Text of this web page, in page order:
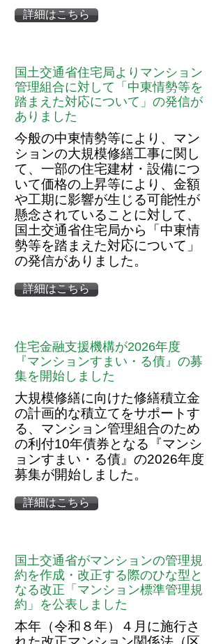
詳細はこちら
国土交通省住宅局よりマンション
管理組合に対して「中東情勢等を
踏まえた対応について」の発信が
ありました
今般の中東情勢等により、マン
ションの大規模修繕工事に関し
て、一部の住宅建材・設備につ
いて価格の上昇等により、金額
や工期に影響が生じる可能性が
懸念されていることに対して、
国土交通省住宅局から「中東情
勢等を踏まえた対応について」
の発信がありました。
詳細はこちら
住宅金融支援機構が2026年度
『マンションすまい・る債』の募
集を開始しました
大規模修繕に向けた修繕積立金
の計画的な積立てをサポートす
る、マンション管理組合のため
の利付10年債券となる『マンシ
ョンすまい・る債』の2026年度
募集が開始しました。
詳細はこちら
国土交通省がマンションの管理規
約を作成・改正する際のひな型と
なる改正「マンション標準管理規
約」を公表しました
本年（令和８年）４月に施行さ